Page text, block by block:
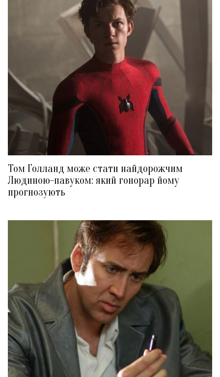
Том Голланд може стати найдорожчим
Людиною-павуком: який гонорар йому
прогнозують